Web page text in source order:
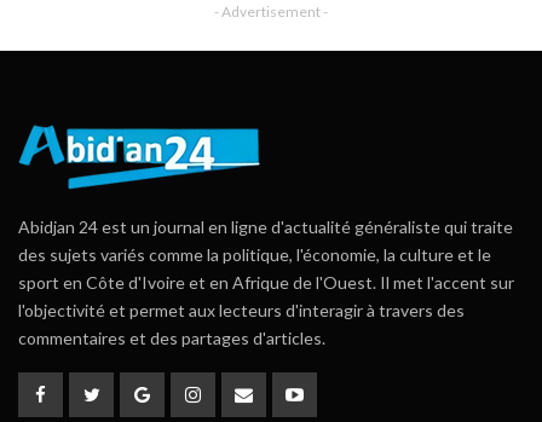
- Advertisement -
Abidjan 24 est un journal en ligne d'actualité généraliste qui traite
des sujets variés comme la politique, l'économie, la culture et le
sport en Côte d'Ivoire et en Afrique de l'Ouest. Il met l'accent sur
l'objectivité et permet aux lecteurs d'interagir à travers des
commentaires et des partages d'articles.